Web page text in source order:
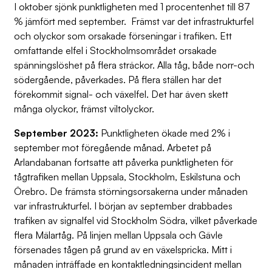
I oktober sjönk punktligheten med 1 procentenhet till 87
% jämfört med september. Främst var det infrastrukturfel
och olyckor som orsakade förseningar i trafiken. Ett
omfattande elfel i Stockholmsområdet orsakade
spänningslöshet på flera sträckor. Alla tåg, både norr-och
södergående, påverkades. På flera ställen har det
förekommit signal- och växelfel. Det har även skett
många olyckor, främst viltolyckor.
September 2023: Punktligheten ökade med 2% i
september mot föregående månad. Arbetet på
Arlandabanan fortsatte att påverka punktligheten för
tågtrafiken mellan Uppsala, Stockholm, Eskilstuna och
Örebro. De främsta störningsorsakerna under månaden
var infrastrukturfel. I början av september drabbades
trafiken av signalfel vid Stockholm Södra, vilket påverkade
flera Mälartåg. På linjen mellan Uppsala och Gävle
försenades tågen på grund av en växelspricka. Mitt i
månaden inträffade en kontaktledningsincident mellan